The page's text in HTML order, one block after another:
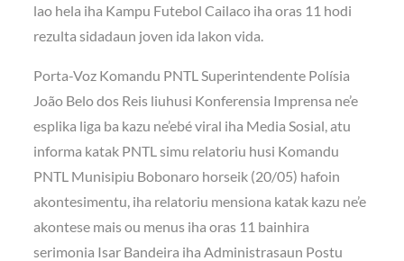
lao hela iha Kampu Futebol Cailaco iha oras 11 hodi
rezulta sidadaun joven ida lakon vida.
Porta-Voz Komandu PNTL Superintendente Polísia
João Belo dos Reis liuhusi Konferensia Imprensa ne’e
esplika liga ba kazu ne’ebé viral iha Media Sosial, atu
informa katak PNTL simu relatoriu husi Komandu
PNTL Munisipiu Bobonaro horseik (20/05) hafoin
akontesimentu, iha relatoriu mensiona katak kazu ne’e
akontese mais ou menus iha oras 11 bainhira
serimonia Isar Bandeira iha Administrasaun Postu